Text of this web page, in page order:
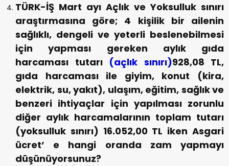
TÜRK-İŞ Mart ayı Açlık ve Yoksulluk sınırı
araştırmasına göre; 4 kişilik bir ailenin
sağlıklı, dengeli ve yeterli beslenebilmesi
için yapması gereken aylık gıda
harcaması tutarı (açlık sınırı)928,08 TL,
gıda harcaması ile giyim, konut (kira,
elektrik, su, yakıt), ulaşım, eğitim, sağlık ve
benzeri ihtiyaçlar için yapılması zorunlu
diğer aylık harcamalarının toplam tutarı
(yoksulluk sınırı) 16.052,00 TL iken Asgari
ücret’ e hangi oranda zam yapmayı
düşünüyorsunuz?